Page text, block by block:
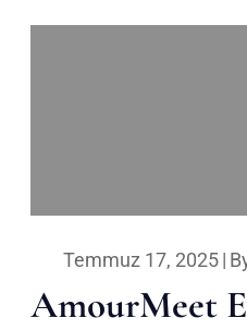
Temmuz 17, 2025|
AmourMeet